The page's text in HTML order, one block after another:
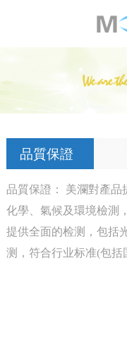
品質保證
品質保證： 美瀾對產品
化學、氣候及環境檢測
提供全面的检测，包括
测，符合行业标准(包括